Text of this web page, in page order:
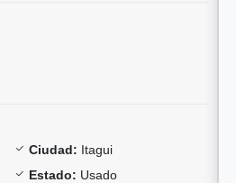
Ciudad: Itagui
Estado: Usado